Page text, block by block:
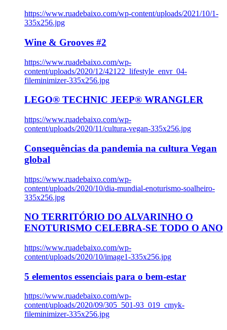
https://www.ruadebaixo.com/wp-content/uploads/2021/10/1-
335x256.jpg
Wine & Grooves #2
https://www.ruadebaixo.com/wp-
content/uploads/2020/12/42122_lifestyle_envr_04-
fileminimizer-335x256.jpg
LEGO® TECHNIC JEEP® WRANGLER
https://www.ruadebaixo.com/wp-
content/uploads/2020/11/cultura-vegan-335x256.jpg
Consequências da pandemia na cultura Vegan
global
https://www.ruadebaixo.com/wp-
content/uploads/2020/10/dia-mundial-enoturismo-soalheiro-
335x256.jpg
NO TERRITÓRIO DO ALVARINHO O
ENOTURISMO CELEBRA-SE TODO O ANO
https://www.ruadebaixo.com/wp-
content/uploads/2020/10/image1-335x256.jpg
5 elementos essenciais para o bem-estar
https://www.ruadebaixo.com/wp-
content/uploads/2020/09/305_501-93_019_cmyk-
fileminimizer-335x256.jpg